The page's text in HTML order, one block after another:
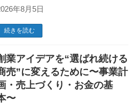
年8月5日
続きを読む
業アイデアを“選ばれ続ける
売”に変えるために〜事業計
・売上づくり・お金の基
〜